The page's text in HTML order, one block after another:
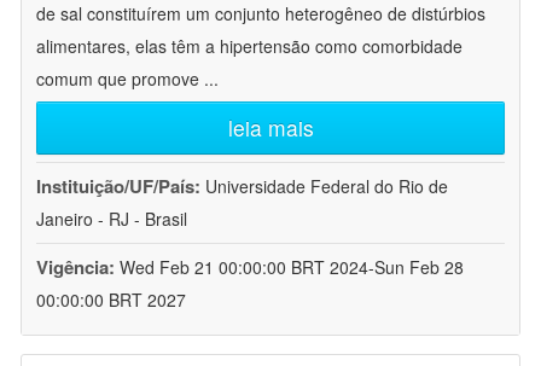
de sal constituírem um conjunto heterogêneo de distúrbios
alimentares, elas têm a hipertensão como comorbidade
comum que promove ...
leia mais
Instituição/UF/País: Universidade Federal do Rio de
Janeiro - RJ - Brasil
Vigência: Wed Feb 21 00:00:00 BRT 2024-Sun Feb 28
00:00:00 BRT 2027